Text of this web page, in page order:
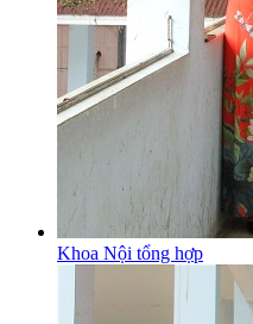
Khoa Nội tổng hợp